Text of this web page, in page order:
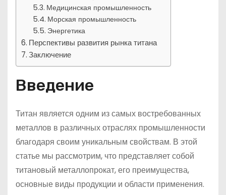
Медицинская промышленность
Морская промышленность
Энергетика
Перспективы развития рынка титана
Заключение
Введение
Титан является одним из самых востребованных
металлов в различных отраслях промышленности
благодаря своим уникальным свойствам. В этой
статье мы рассмотрим, что представляет собой
титановый металлопрокат, его преимущества,
основные виды продукции и области применения.